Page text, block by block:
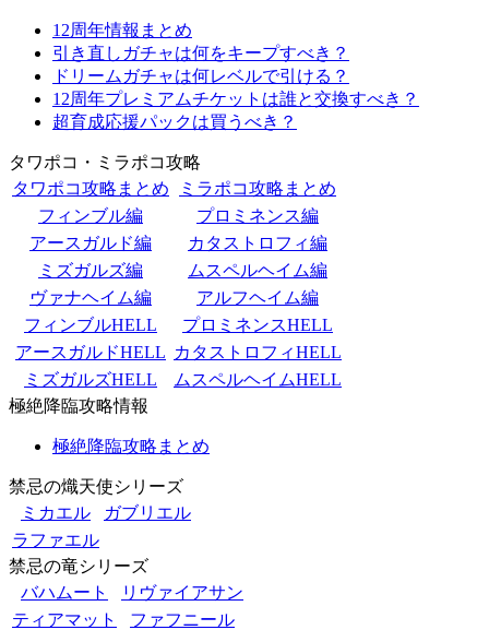
12周年情報まとめ
引き直しガチャは何をキープすべき？
ドリームガチャは何レベルで引ける？
12周年プレミアムチケットは誰と交換すべき？
超育成応援パックは買うべき？
タワポコ・ミラポコ攻略
タワポコ攻略まとめ
ミラポコ攻略まとめ
フィンブル編
プロミネンス編
アースガルド編
カタストロフィ編
ミズガルズ編
ムスペルヘイム編
ヴァナヘイム編
アルフヘイム編
フィンブルHELL
プロミネンスHELL
アースガルドHELL カタストロフィHELL
ミズガルズHELL
ムスペルヘイムHELL
極絶降臨攻略情報
極絶降臨攻略まとめ
禁忌の熾天使シリーズ
ミカエル
ガブリエル
ラファエル
禁忌の竜シリーズ
バハムート
リヴァイアサン
ティアマット
ファフニール